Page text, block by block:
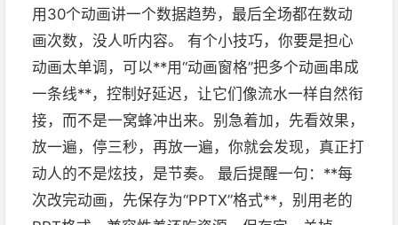
用30个动画讲一个数据趋势，最后全场都在数动
画次数，没人听内容。 有个小技巧，你要是担心
动画太单调，可以**用“动画窗格”把多个动画串成
一条线**，控制好延迟，让它们像流水一样自然衔
接，而不是一窝蜂冲出来。别急着加，先看效果，
放一遍，停三秒，再放一遍，你就会发现，真正打
动人的不是炫技，是节奏。 最后提醒一句：**每
次改完动画，先保存为“PPTX”格式**，别用老的